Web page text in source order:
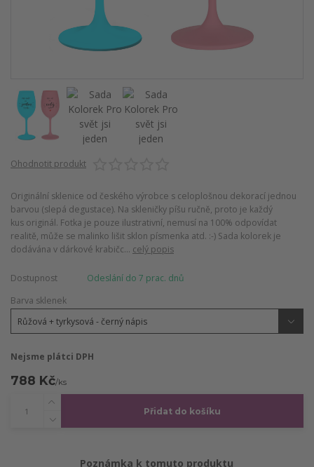
Ohodnotit produkt
Originální sklenice od českého výrobce s celoplošnou dekorací jednou
barvou (slepá degustace). Na skleničky píšu ručně, proto je každý
kus originál. Fotka je pouze ilustrativní, nemusí na 100% odpovídat
realitě, může se malinko lišit sklon písmenka atd. :-) Sada kolorek je
dodávána v dárkové krabičc... celý popis
Dostupnost
Odeslání do 7 prac. dnů
Barva sklenek
Nejsme plátci DPH
788 Kč/ks
Přidat do košíku
Poznámka k tomuto produktu